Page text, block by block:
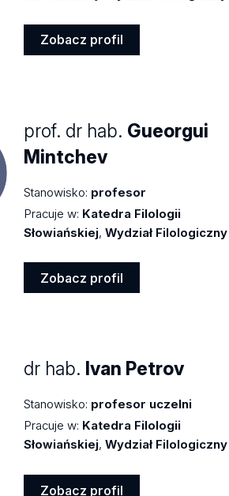
Zobacz profil
prof. dr hab. Gueorgui
Mintchev
Stanowisko: profesor
Pracuje w: Katedra Filologii
Słowiańskiej, Wydział Filologiczny
Zobacz profil
dr hab. Ivan Petrov
Stanowisko: profesor uczelni
Pracuje w: Katedra Filologii
Słowiańskiej, Wydział Filologiczny
Zobacz profil